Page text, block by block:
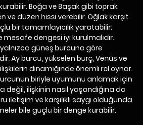
Boğa ve Başak gibi toprak
ve düzen hissi verebilir. Oğlak karşıt
bir tamamlayıcılık yaratabilir;
mesafe dengesi iyi kurulmalıdır.
güneş burcuna göre
Ay burcu, yükselen burç, Venüs ve
dinamiğinde önemli rol oynar.
biriyle uyumunu anlamak için
değil, ilişkinin nasıl yaşandığına da
iletişim ve karşılıklı saygı olduğunda
bile güçlü bir denge kurabilir.